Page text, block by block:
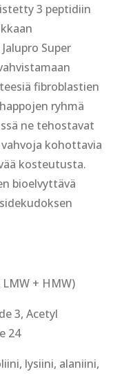
3 peptidiin
Super
fibroblastien
ryhmä
ne tehostavat
kohottavia
kosteutusta.
bioelvyttävä
+ HMW)
3, Acetyl
24
lysiini, alaniini,